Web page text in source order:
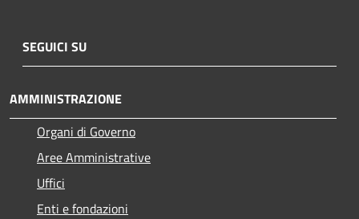
SEGUICI SU
AMMINISTRAZIONE
Organi di Governo
Aree Amministrative
Uffici
Enti e fondazioni